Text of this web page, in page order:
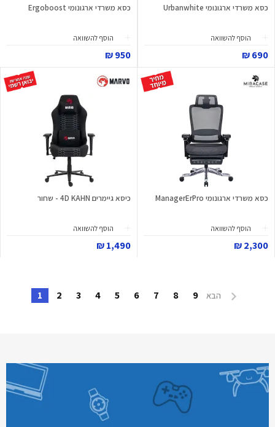
כסא משרדי ארגונומי Urbanwhite
הוסף להשוואה
690 ₪
כסא משרדי ארגונומי Ergoboost
הוסף להשוואה
950 ₪
כסא משרדי ארגונומי ManagerErPro
הוסף להשוואה
2,300 ₪
כיסא גיימרים 4D KAHN - שחור
הוסף להשוואה
1,490 ₪
הבא 9
8
7
6
5
4
3
2
1